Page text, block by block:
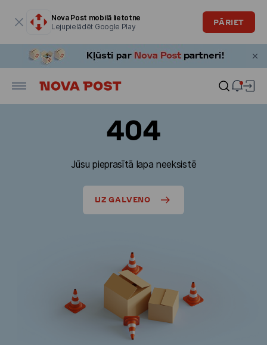
Nova Post mobilā lietotne
Lejupielādēt Google Play
PĀRIET
404
Jūsu pieprasītā lapa neeksistē
UZ GALVENO